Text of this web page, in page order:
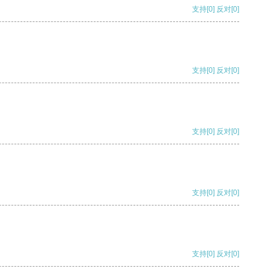
支持[0] 反对[0]
支持[0] 反对[0]
支持[0] 反对[0]
支持[0] 反对[0]
支持[0] 反对[0]